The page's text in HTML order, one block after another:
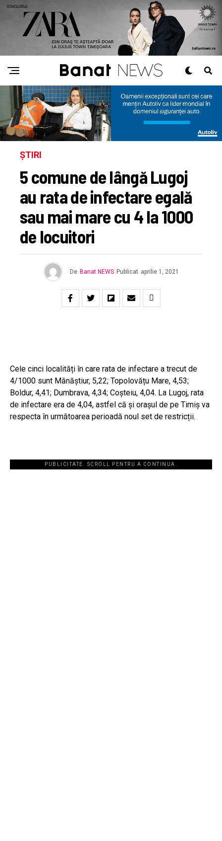
ȘTIRI
5 comune de lângă Lugoj
au rata de infectare egală
sau mai mare cu 4 la 1000
de locuitori
De Banat NEWS Publicat aprilie 1, 2021
Cele cinci localități în care rata de infectare a trecut de
4/1000 sunt Mănăștiur, 5,22; Topolovățu Mare, 4,53;
Boldur, 4,41; Dumbrava, 4,34; Coșteiu, 4,04. La Lugoj, rata
de infectare era de 4,04, astfel că și orașul de pe Timiș va
respecta în următoarea perioadă noul set de restricții.
PUBLICITATE. SCROLL PENTRU A CONTINUA.